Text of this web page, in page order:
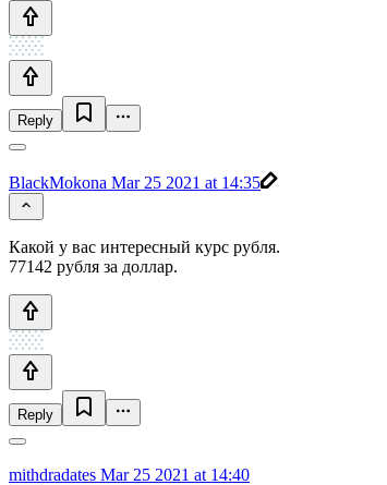
Reply
BlackMokona Mar 25 2021 at 14:35
Какой у вас интересный курс рубля.
77142 рубля за доллар.
Reply
mithdradates Mar 25 2021 at 14:40